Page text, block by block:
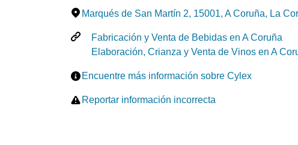
Marqués de San Martín 2, 15001, A Coruña, La
Fabricación y Venta de Bebidas en A Coruña
Elaboración, Crianza y Venta de Vinos en A
Encuentre más información sobre Cylex
Reportar información incorrecta